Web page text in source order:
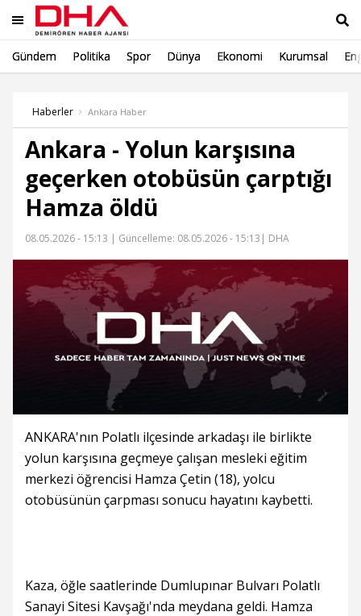
Gündem Politika Spor Dünya Ekonomi Kurumsal
Haberler Ankara Haber
Ankara - Yolun karşısına
geçerken otobüsün çarptığı
Hamza öldü
08.05.2026 - 15:13 | Güncelleme: 08.05.2026 - 15:13 | DHA
ANKARA'nın Polatlı ilçesinde arkadaşı ile birlikte
yolun karşısına geçmeye çalışan mesleki eğitim
merkezi öğrencisi Hamza Çetin (18), yolcu
otobüsünün çarpması sonucu hayatını kaybetti.
Kaza, öğle saatlerinde Dumlupınar Bulvarı Polatlı
Sanayi Sitesi Kavşağı'nda meydana geldi. Hamza